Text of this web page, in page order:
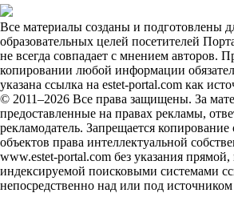
Все материалы созданы и подготовлены
образовательных целей посетителей
не всегда совпадает с мнением авторов.
копировании любой информации
указана ссылка на estet-portal.com как
© 2011–2026 Все права защищены. За
предоставленные на правах рекламы,
рекламодатель. Запрещается копирование
объектов права интеллектуальной
www.estet-portal.com без указания
индексируемой поисковыми системами
непосредственно над или под источником